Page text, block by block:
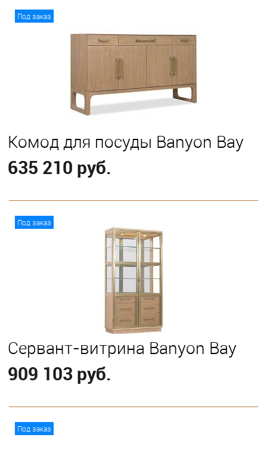
Под заказ
Комод для посуды Banyon Bay
635 210 руб.
Под заказ
Сервант-витрина Banyon Bay
909 103 руб.
Под заказ